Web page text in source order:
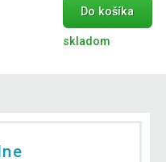
Do košíka
skladom